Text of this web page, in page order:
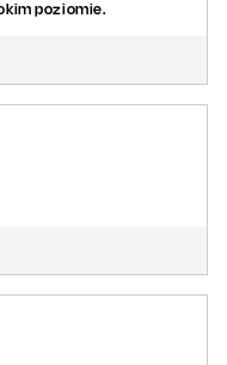
poziomie.